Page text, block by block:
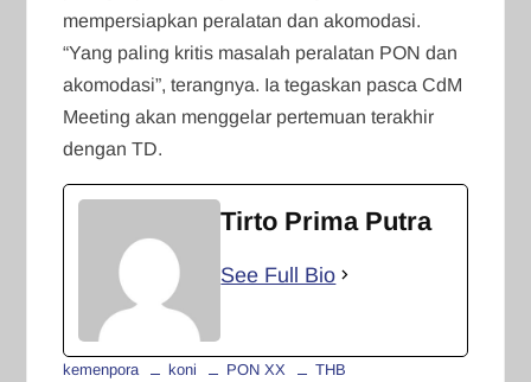
mempersiapkan peralatan dan akomodasi.
“Yang paling kritis masalah peralatan PON dan
akomodasi”, terangnya. Ia tegaskan pasca CdM
Meeting akan menggelar pertemuan terakhir
dengan TD.
Tirto Prima Putra
See Full Bio
kemenpora koni PON XX THB